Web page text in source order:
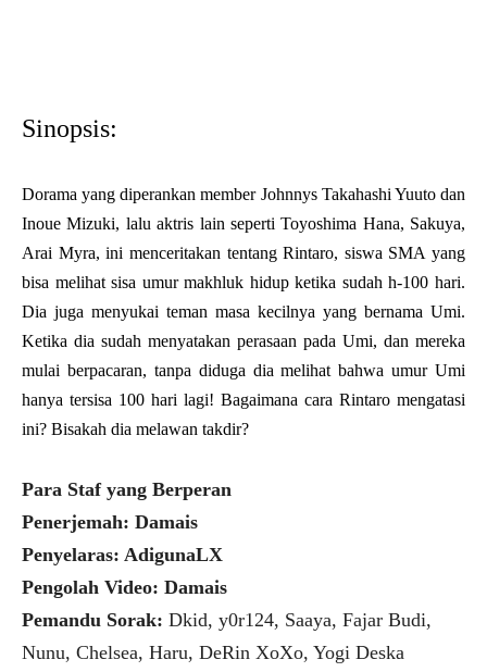
Sinopsis:
Dorama yang diperankan member Johnnys Takahashi Yuuto dan
Inoue Mizuki, lalu aktris lain seperti Toyoshima Hana, Sakuya,
Arai Myra, ini menceritakan tentang Rintaro, siswa SMA yang
bisa melihat sisa umur makhluk hidup ketika sudah h-100 hari.
Dia juga menyukai teman masa kecilnya yang bernama Umi.
Ketika dia sudah menyatakan perasaan pada Umi, dan mereka
mulai berpacaran, tanpa diduga dia melihat bahwa umur Umi
hanya tersisa 100 hari lagi! Bagaimana cara Rintaro mengatasi
ini? Bisakah dia melawan takdir?
Para Staf yang Berperan
Penerjemah: Damais
Penyelaras: AdigunaLX
Pengolah Video: Damais
Pemandu Sorak: Dkid, y0r124, Saaya, Fajar Budi,
Nunu, Chelsea, Haru, DeRin XoXo, Yogi Deska